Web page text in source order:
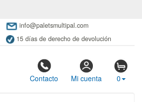
info@paletsmultipal.com
15 días de derecho de devolución
Contacto Mi cuenta 0